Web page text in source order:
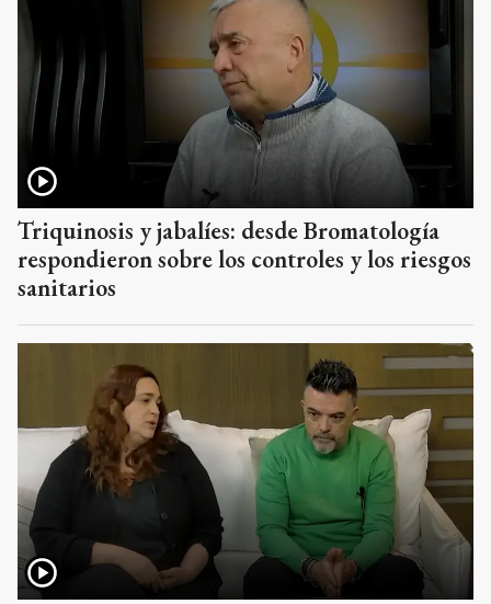
Triquinosis y jabalíes: desde Bromatología
respondieron sobre los controles y los riesgos
sanitarios